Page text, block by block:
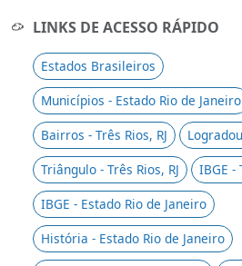
LINKS DE ACESSO RÁPIDO
Estados Brasileiros
Municípios - Estado Rio de Janeiro
Bairros - Três Rios, RJ
Triângulo - Três Rios, RJ
IBGE -
IBGE - Estado Rio de Janeiro
História - Estado Rio de Janeiro